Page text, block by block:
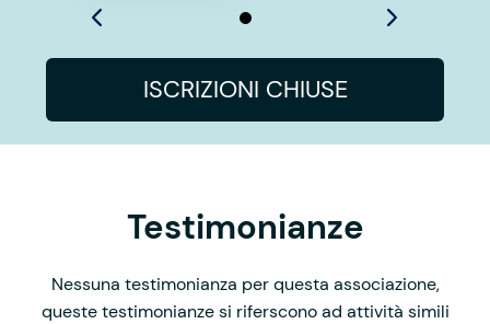
ISCRIZIONI CHIUSE
Testimonianze
Nessuna testimonianza per questa associazione,
queste testimonianze si riferscono ad attività simili